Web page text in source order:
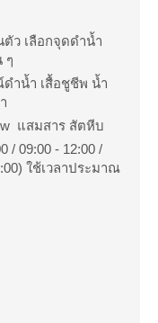
ว เลือกจุดดำน้ำ
ๆ
ำน้ำ เสื้อชูชีพ น้ำ
แสมสาร สัตหีบ
/ 09:00 - 12:00 /
ใช้เวลาประมาณ